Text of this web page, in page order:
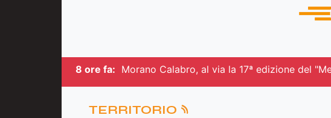
8 ore fa: Morano Calabro, al via la 17ª edizione del
TERRITORIO